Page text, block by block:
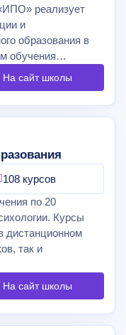
реализует
и
образования в
обучения
На сайт школы
108 курсов
по 20
Курсы
дистанционном
так и
На сайт школы